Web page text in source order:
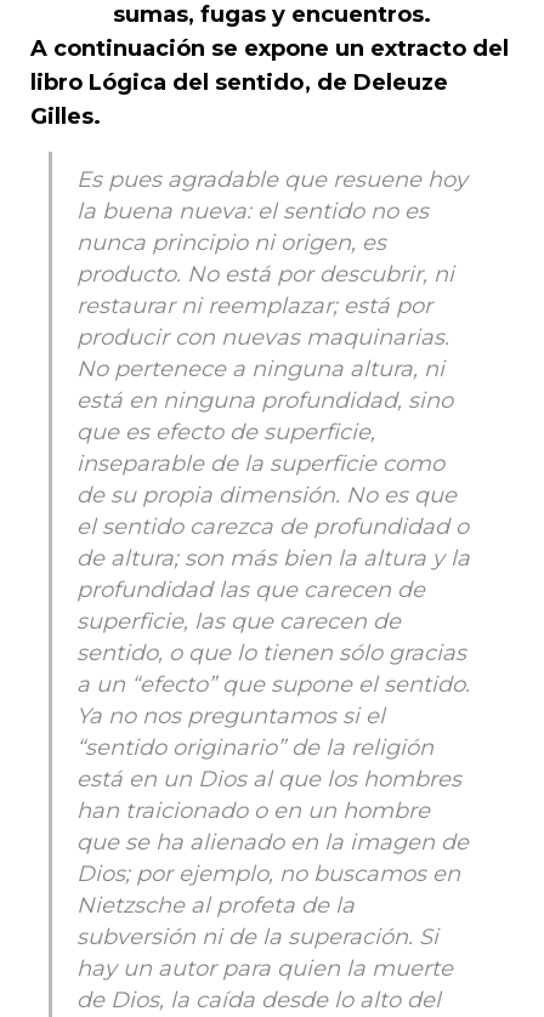
sumas, fugas y encuentros.
A continuación se expone un extracto del
libro Lógica del sentido, de Deleuze
Gilles.
Es pues agradable que resuene hoy
la buena nueva: el sentido no es
nunca principio ni origen, es
producto. No está por descubrir, ni
restaurar ni reemplazar; está por
producir con nuevas maquinarias.
No pertenece a ninguna altura, ni
está en ninguna profundidad, sino
que es efecto de superficie,
inseparable de la superficie como
de su propia dimensión. No es que
el sentido carezca de profundidad o
de altura; son más bien la altura y la
profundidad las que carecen de
superficie, las que carecen de
sentido, o que lo tienen sólo gracias
a un “efecto” que supone el sentido.
Ya no nos preguntamos si el
“sentido originario” de la religión
está en un Dios al que los hombres
han traicionado o en un hombre
que se ha alienado en la imagen de
Dios; por ejemplo, no buscamos en
Nietzsche al profeta de la
subversión ni de la superación. Si
hay un autor para quien la muerte
de Dios, la caída desde lo alto del